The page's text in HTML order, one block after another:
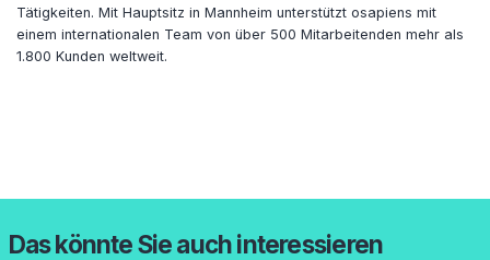
Tätigkeiten. Mit Hauptsitz in Mannheim unterstützt osapiens mit
einem internationalen Team von über 500 Mitarbeitenden mehr als
1.800 Kunden weltweit.
Das könnte Sie auch interessieren